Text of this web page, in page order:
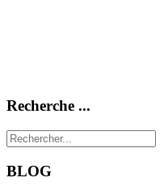
Recherche ...
BLOG